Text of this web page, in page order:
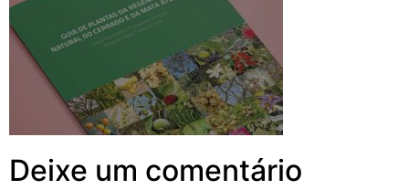
Deixe um comentário